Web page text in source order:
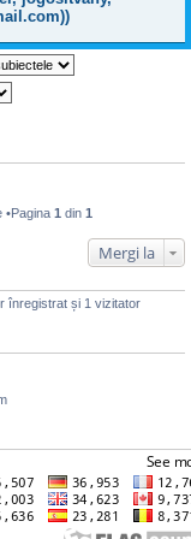
•Pagina1 din1
Mergi la
înregistrat și 1 vizitator